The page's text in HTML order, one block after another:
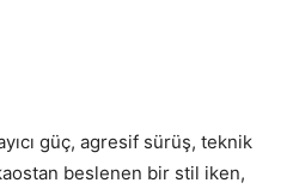
güç, agresif sürüş, teknik
beslenen bir stil iken,